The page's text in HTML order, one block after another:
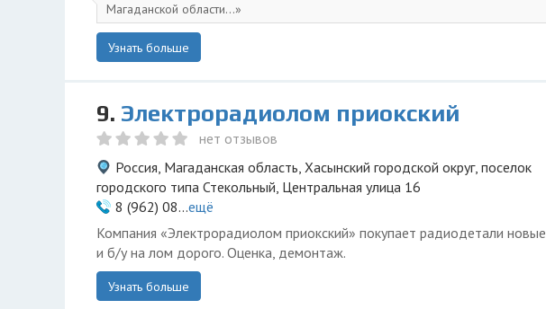
Магаданской области...
Узнать больше
9. Электрорадиолом приокский
нет отзывов
Россия, Магаданская область, Хасынский городской округ, поселок
городского типа Стекольный, Центральная улица 16
8 (962) 08...ещё
Компания «Электрорадиолом приокский» покупает радиодетали новые
и б/у на лом дорого. Оценка, демонтаж.
Узнать больше